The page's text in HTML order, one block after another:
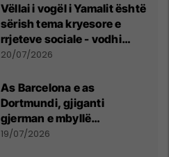
Vëllai i vogël i Yamalit është
sërish tema kryesore e
rrjeteve sociale - vodhi
vëmendjen pas finales së
20/07/2026
As Barcelona e as
Dortmundi, gjiganti
gjerman e mbyllë
marrëveshjen për Fisnik
19/07/2026